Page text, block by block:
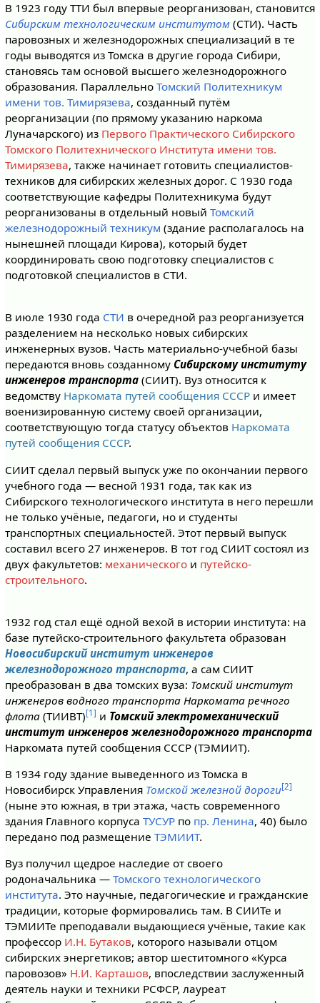
В 1923 году ТТИ был впервые реорганизован, становится
Сибирским технологическим институтом (СТИ). Часть
паровозных и железнодорожных специализаций в те
годы выводятся из Томска в другие города Сибири,
становясь там основой высшего железнодорожного
образования. Параллельно Томский Политехникум
имени тов. Тимирязева, созданный путём
реорганизации (по прямому указанию наркома
Луначарского) из Первого Практического Сибирского
Томского Политехнического Института имени тов.
Тимирязева, также начинает готовить специалистов-
техников для сибирских железных дорог. С 1930 года
соответствующие кафедры Политехникума будут
реорганизованы в отдельный новый Томский
железнодорожный техникум (здание располагалось на
нынешней площади Кирова), который будет
координировать свою подготовку специалистов с
подготовкой специалистов в СТИ.
В июле 1930 года СТИ в очередной раз реорганизуется
разделением на несколько новых сибирских
инженерных вузов. Часть материально-учебной базы
передаются вновь созданному Сибирскому институту
инженеров транспорта(СИИТ). Вуз относится к
ведомству Наркомата путей сообщения СССРи имеет
военизированную систему своей организации,
соответствующую тогда статусу объектов Наркомата
путей сообщения СССР.
СИИТ сделал первый выпуск уже по окончании первого
учебного года — весной 1931 года, так как из
Сибирского технологического института в него перешли
не только учёные, педагоги, но и студенты
транспортных специальностей. Этот первый выпуск
составил всего 27 инженеров. В тот год СИИТ состоял из
двух факультетов: механическогои путейско-
строительного.
1932 год стал ещё одной вехой в истории института: на
базе путейско-строительного факультета образован
Новосибирский институт инженеров
железнодорожного транспорта, а сам СИИТ
преобразован в два томских вуза: Томский институт
инженеров водного транспорта Наркомата речного
флота(ТИИВТ)[1] и Томский электромеханический
институт инженеров железнодорожного транспорта
Наркомата путей сообщения СССР (ТЭМИИТ).
В 1934 году здание выведенного из Томска в
Новосибирск Управления Томской железной дороги[2]
(ныне это южная, в три этажа, часть современного
здания Главного корпуса ТУСУРпо пр. Ленина, 40) было
передано под размещение ТЭМИИТ.
Вуз получил щедрое наследие от своего
родоначальника — Томского технологического
института. Это научные, педагогические и гражданские
традиции, которые формировались там. В СИИТе и
ТЭМИИТе преподавали выдающиеся учёные, такие как
профессор И.Н. Бутаков, которого называли отцом
сибирских энергетиков; автор шеститомного «Курса
паровозов» Н.И. Карташов, впоследствии заслуженный
деятель науки и техники РСФСР, лауреат